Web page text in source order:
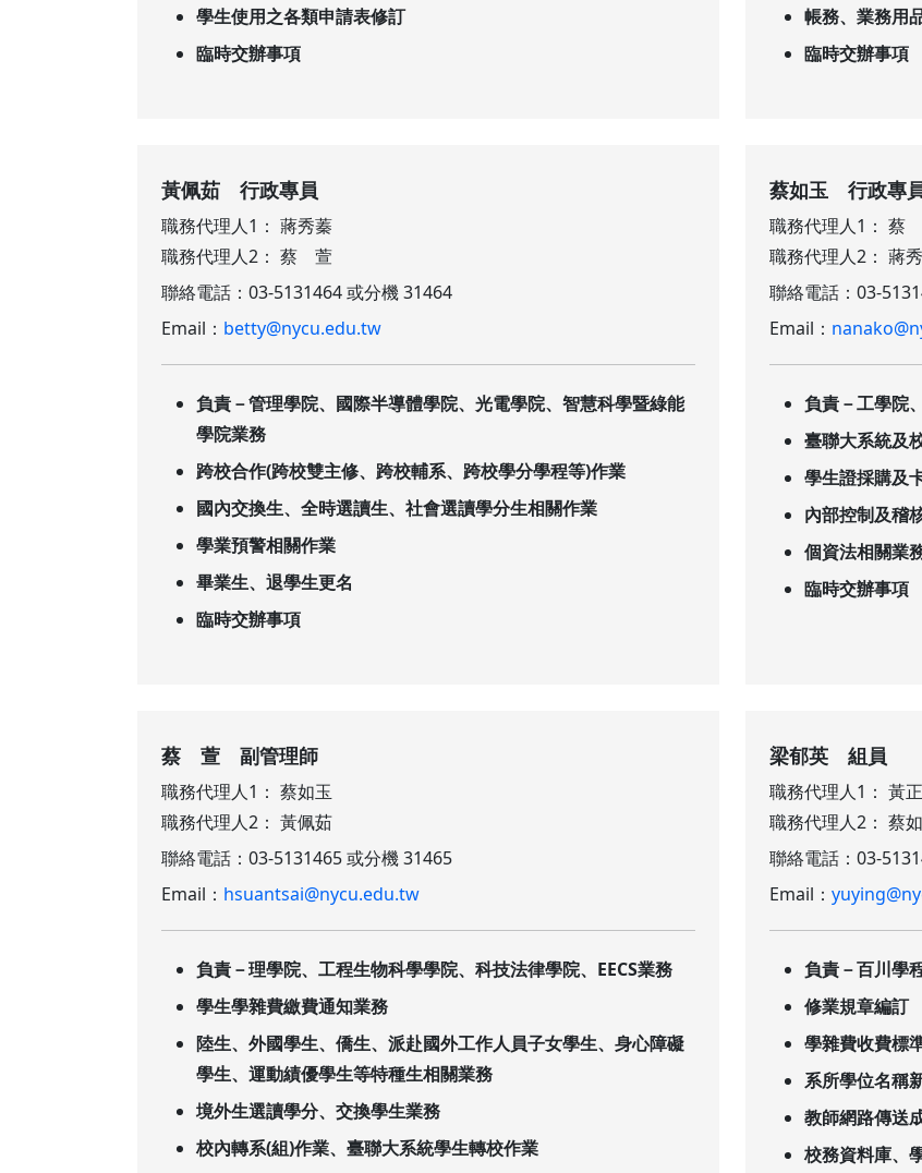
學生使用之各類申請表修訂
臨時交辦事項
帳務、業務用
臨時交辦事項
黃佩茹 行政專員
職務代理人1： 蔣秀蓁
職務代理人2： 蔡 萱
聯絡電話：03-5131464 或分機 31464
Email： betty@nycu.edu.tw
負責－管理學院、國際半導體學院、光電學院、智慧科學暨綠能
學院業務
跨校合作(跨校雙主修、跨校輔系、跨校學分學程等)作業
國內交換生、全時選讀生、社會選讀學分生相關作業
學業預警相關作業
畢業生、退學生更名
臨時交辦事項
蔡如玉 行政專
職務代理人1： 蔡
職務代理人2： 蔣
聯絡電話：03-
Email：
負責－工學院
臺聯大系統及
學生證採購及
內部控制及稽
個資法相關業
臨時交辦事項
蔡 萱 副管理師
職務代理人1： 蔡如玉
職務代理人2： 黃佩茹
聯絡電話：03-5131465 或分機 31465
Email： hsuantsai@nycu.edu.tw
負責－理學院、工程生物科學學院、科技法律學院、EECS業務
學生學雜費繳費通知業務
陸生、外國學生、僑生、派赴國外工作人員子女學生、身心障礙
學生、運動績優學生等特種生相關業務
境外生選讀學分、交換學生業務
校內轉系(組)作業、臺聯大系統學生轉校作業
梁郁英 組員
職務代理人1： 黃
職務代理人2： 蔡
聯絡電話：03-
Email：
負責－百川學
修業規章編訂
學雜費收費標
系所學位名稱
教師網路傳送
校務資料庫、